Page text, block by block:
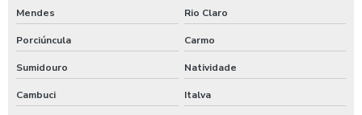
Higienização automotiva a seco
Higienização automotiva valor
Higienização automotiva a vapor
Higienização de carros preço
Mendes Rio Claro
Porciúncula Carmo
Sumidouro Natividade
Cambuci Italva